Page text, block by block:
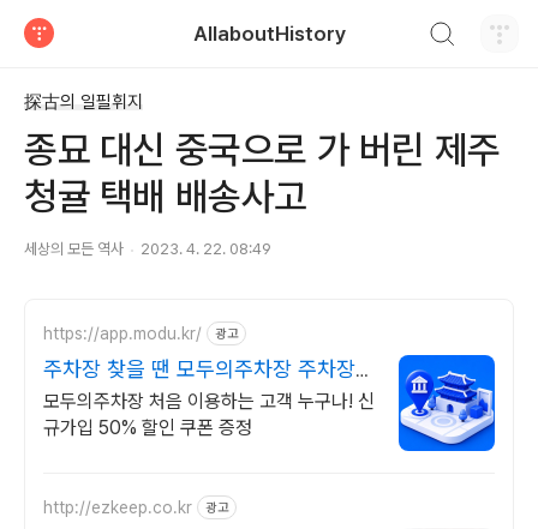
AllaboutHistory
探古의 일필휘지
종묘 대신 중국으로 가 버린 제주
청귤 택배 배송사고
세상의 모든 역사 2023. 4. 22. 08:49
https://app.modu.kr/ 광고
주차장 찾을 땐 모두의주차장 주차장
검색은 모두의주차장
모두의주차장 처음 이용하는 고객 누구나! 신
규가입 50% 할인 쿠폰 증정
http://ezkeep.co.kr 광고